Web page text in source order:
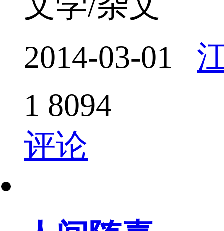
2014-03-01
1 8094
评论